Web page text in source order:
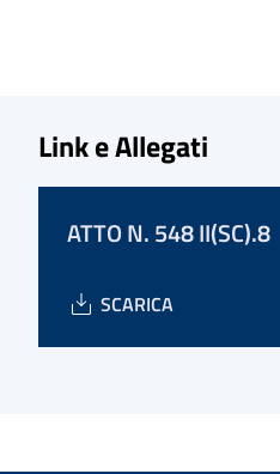
Link e Allegati
ATTO N. 548 II(SC).8
SCARICA